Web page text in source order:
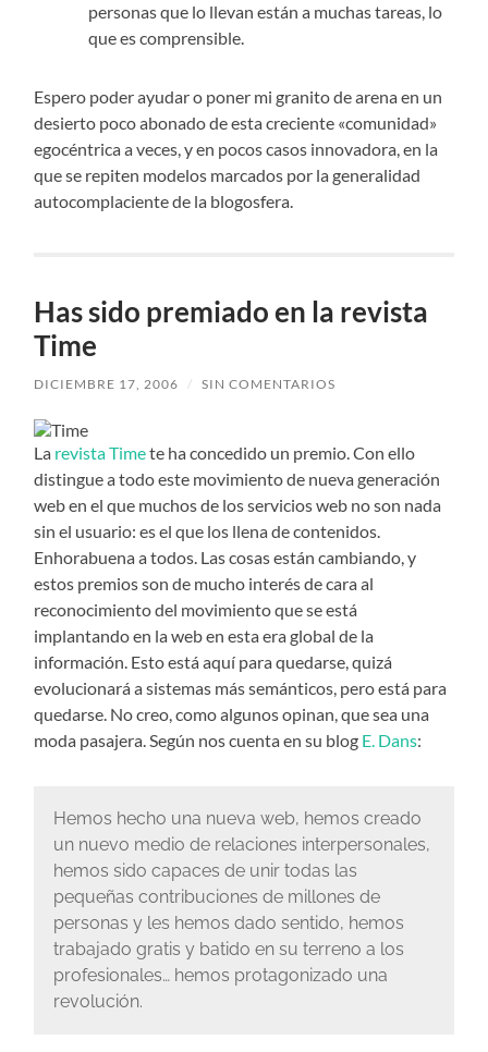
personas que lo llevan están a muchas tareas, lo
que es comprensible.
Espero poder ayudar o poner mi granito de arena en un
desierto poco abonado de esta creciente «comunidad»
egocéntrica a veces, y en pocos casos innovadora, en la
que se repiten modelos marcados por la generalidad
autocomplaciente de la blogosfera.
Has sido premiado en la revista
Time
DICIEMBRE 17, 2006 / SIN COMENTARIOS
La revista Timete ha concedido un premio. Con ello
distingue a todo este movimiento de nueva generación
web en el que muchos de los servicios web no son nada
sin el usuario: es el que los llena de contenidos.
Enhorabuena a todos. Las cosas están cambiando, y
estos premios son de mucho interés de cara al
reconocimiento del movimiento que se está
implantando en la web en esta era global de la
información. Esto está aquí para quedarse, quizá
evolucionará a sistemas más semánticos, pero está para
quedarse. No creo, como algunos opinan, que sea una
moda pasajera. Según nos cuenta en su blog E. Dans:
Hemos hecho una nueva web, hemos creado
un nuevo medio de relaciones interpersonales,
hemos sido capaces de unir todas las
pequeñas contribuciones de millones de
personas y les hemos dado sentido, hemos
trabajado gratis y batido en su terreno a los
profesionales… hemos protagonizado una
revolución.